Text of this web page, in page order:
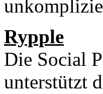
Rypple
Die Social
unterstützt